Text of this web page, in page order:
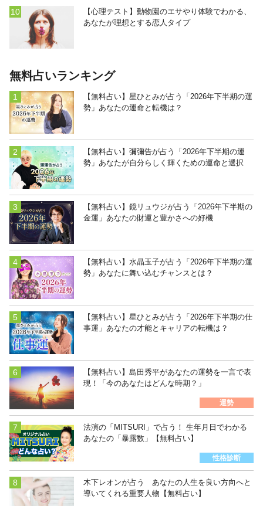
【心理テスト】動物園のエサやり体験でわかる、
あなたが理想とする恋人タイプ
無料占いランキング
【無料占い】星ひとみが占う「2026年下半期の運
勢」あなたの運命と転機は？
【無料占い】彌彌告が占う「2026年下半期の運
勢」あなたが自分らしく輝くための運命と選択
【無料占い】鏡リュウジが占う「2026年下半期の
金運」あなたの財運と豊かさへの好機
【無料占い】水晶玉子が占う「2026年下半期の運
勢」あなたに舞い込むチャンスとは？
【無料占い】星ひとみが占う「2026年下半期の仕
事運」あなたの才能とキャリアの転機は？
【無料占い】島田秀平があなたの運勢を一言で表
現！「今のあなたはどんな時期？」
運勢
法演の「MITSURI」で占う！ 生年月日でわかる
あなたの「暴露数」【無料占い】
性格診断
木下レオンが占う あなたの人生を良い方向へと
導いてくれる重要人物【無料占い】